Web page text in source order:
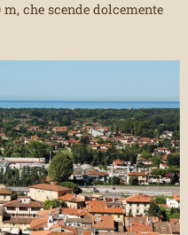
che scende dolcemente